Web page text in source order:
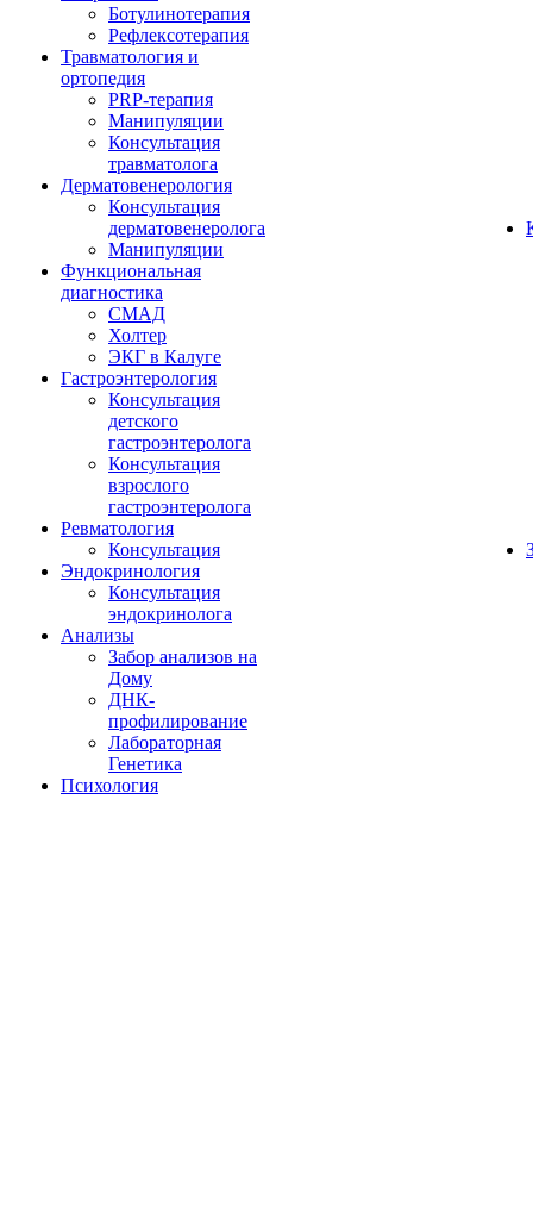
Ботулинотерапия
Рефлексотерапия
Травматология и
ортопедия
PRP-терапия
Манипуляции
Консультация
травматолога
Дерматовенерология
Консультация
дерматовенеролога
Манипуляции
Функциональная
диагностика
СМАД
Холтер
ЭКГ в Калуге
Гастроэнтерология
Консультация
детского
гастроэнтеролога
Консультация
взрослого
гастроэнтеролога
Ревматология
Консультация
Эндокринология
Консультация
эндокринолога
Анализы
Забор анализов на
Дому
ДНК-
профилирование
Лабораторная
Генетика
Психология